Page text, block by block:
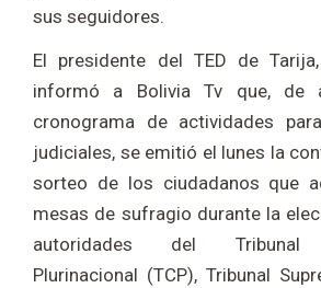
sus seguidores.
El presidente del TED de
informó a Bolivia Tv que, de
cronograma de actividades
judiciales, se emitió el lunes la
sorteo de los ciudadanos que
mesas de sufragio durante la
autoridades del Tribunal
Plurinacional (TCP), Tribunal